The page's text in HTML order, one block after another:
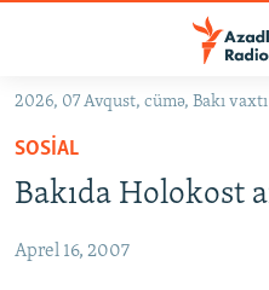
Əsas
qayıt
Əsas
qayıt
GÜNDƏM
#İZAHLA
#ƏSLINDƏ
2026, 07 Avqust, cümə, Bakı vaxtı
SOSIAL
Bakıda Holokost
Aprel 16, 2007